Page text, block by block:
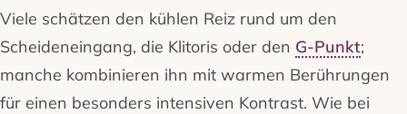
Viele schätzen den kühlen Reiz rund um den
Scheideneingang, die Klitoris oder den G-Punkt;
manche kombinieren ihn mit warmen Berührungen
für einen besonders intensiven Kontrast. Wie bei